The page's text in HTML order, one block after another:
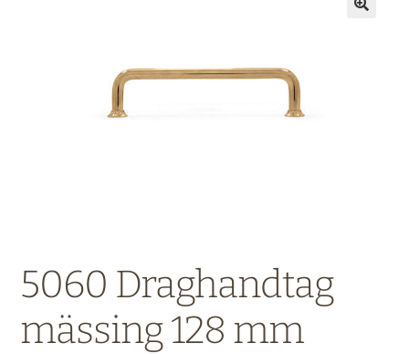
5060 Draghandtag
mässing 128 mm